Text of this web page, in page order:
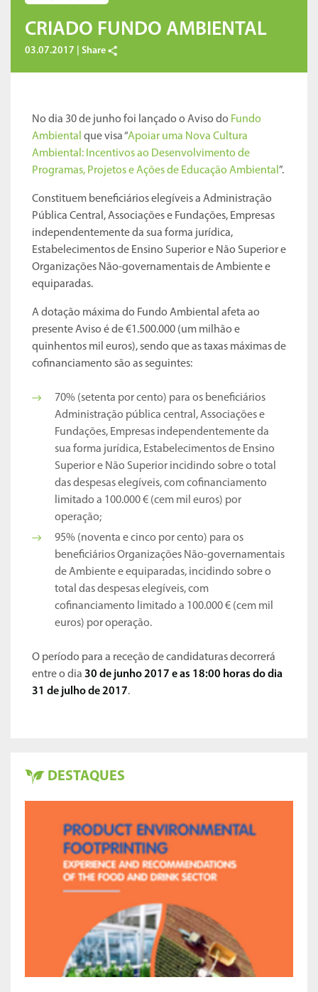
CRIADO FUNDO AMBIENTAL
03.07.2017 | Share
No dia 30 de junho foi lançado o Aviso do Fundo
Ambiental que visa “Apoiar uma Nova Cultura
Ambiental: Incentivos ao Desenvolvimento de
Programas, Projetos e Ações de Educação Ambiental ”.
Constituem beneficiários elegíveis a Administração
Pública Central, Associações e Fundações, Empresas
independentemente da sua forma jurídica,
Estabelecimentos de Ensino Superior e Não Superior e
Organizações Não-governamentais de Ambiente e
equiparadas.
A dotação máxima do Fundo Ambiental afeta ao
presente Aviso é de €1.500.000 (um milhão e
quinhentos mil euros), sendo que as taxas máximas de
cofinanciamento são as seguintes:
70% (setenta por cento) para os beneficiários
Administração pública central, Associações e
Fundações, Empresas independentemente da
sua forma jurídica, Estabelecimentos de Ensino
Superior e Não Superior incidindo sobre o total
das despesas elegíveis, com cofinanciamento
limitado a 100.000 € (cem mil euros) por
operação;
95% (noventa e cinco por cento) para os
beneficiários Organizações Não-governamentais
de Ambiente e equiparadas, incidindo sobre o
total das despesas elegíveis, com
cofinanciamento limitado a 100.000 € (cem mil
euros) por operação.
O período para a receção de candidaturas decorrerá
entre o dia 30 de junho 2017 e as 18:00 horas do dia
31 de julho de 2017.
DESTAQUES